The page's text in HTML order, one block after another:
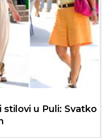
stilovi u Puli: Svatko